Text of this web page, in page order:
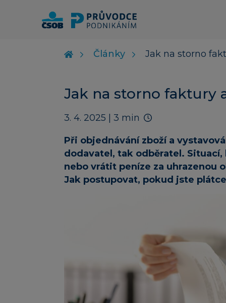
Články Jak na storno
Jak na storno faktury
3. 4. 2025 | 3 min
Při objednávání zboží a
dodavatel, tak odběratel.
nebo vrátit peníze za uhrazenou
Jak postupovat, pokud jste